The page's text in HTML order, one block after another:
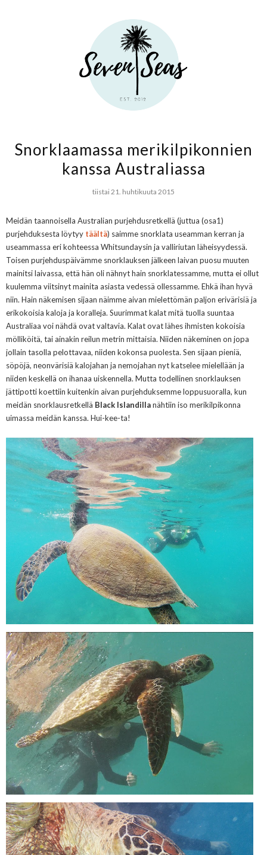
Snorklaamassa merikilpikonnien
kanssa Australiassa
tiistai 21. huhtikuuta 2015
Meidän taannoisella Australian purjehdusretkellä (juttua (osa1)
purjehduksesta löytyy täältä) saimme snorklata useamman kerran ja
useammassa eri kohteessa Whitsundaysin ja valliriutan läheisyydessä.
Toisen purjehduspäivämme snorklauksen jälkeen laivan puosu muuten
mainitsi laivassa, että hän oli nähnyt hain snorklatessamme, mutta ei ollut
kuulemma viitsinyt mainita asiasta vedessä ollessamme. Ehkä ihan hyvä
niin. Hain näkemisen sijaan näimme aivan mielettömän paljon erivärisiä ja
erikokoisia kaloja ja koralleja. Suurimmat kalat mitä tuolla suuntaa
Australiaa voi nähdä ovat valtavia. Kalat ovat lähes ihmisten kokoisia
mölliköitä, tai ainakin reilun metrin mittaisia. Niiden näkeminen on jopa
jollain tasolla pelottavaa, niiden kokonsa puolesta. Sen sijaan pieniä,
söpöjä, neonvärisiä kalojahan ja nemojahan nyt katselee mielellään ja
niiden keskellä on ihanaa uiskennella. Mutta todellinen snorklauksen
jättipotti koettiin kuitenkin aivan purjehduksemme loppusuoralla, kun
meidän snorklausretkellä Black Islandillanähtiin iso merikilpikonna
uimassa meidän kanssa. Hui-kee-ta!